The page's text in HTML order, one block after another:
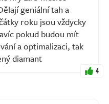
geniální tah a
roku jsou vždycky
pokud budou mít
a optimalizaci, tak
diamant
4